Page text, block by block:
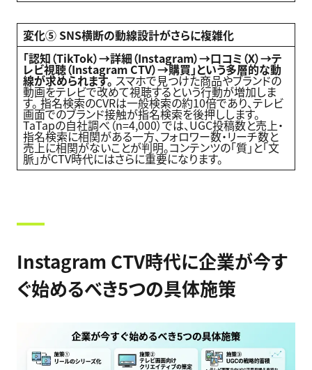
変化⑤ SNS横断の動線設計がさらに複雑化
「認知（TikTok）→詳細（Instagram）→口コミ（X）→テ
レビ視聴（Instagram CTV）→購買」という多層的な動
線が求められます。 スマホで見つけた商品やブランドの
動画をテレビで改めて視聴するという行動が増加しま
す。 指名検索のCVRは一般検索の約10倍であり、テレビ
画面でのブランド接触が指名検索を後押しします。
TaTapの自社調べ（n=4,000）では、UGC投稿数と売上・
指名検索に相関がある一方、フォロワー数・リーチ数と
売上に相関がないことが判明。コンテンツの「質」と「文
脈」がCTV時代にはさらに重要になります。
Instagram CTV時代に企業が今す
ぐ始めるべき5つの具体施策